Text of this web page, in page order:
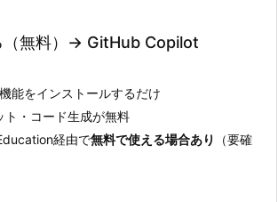
（無料）→ GitHub Copilot
能をインストールするだけ
ト・コード生成が無料
経由で無料で使える場合あり
（要確